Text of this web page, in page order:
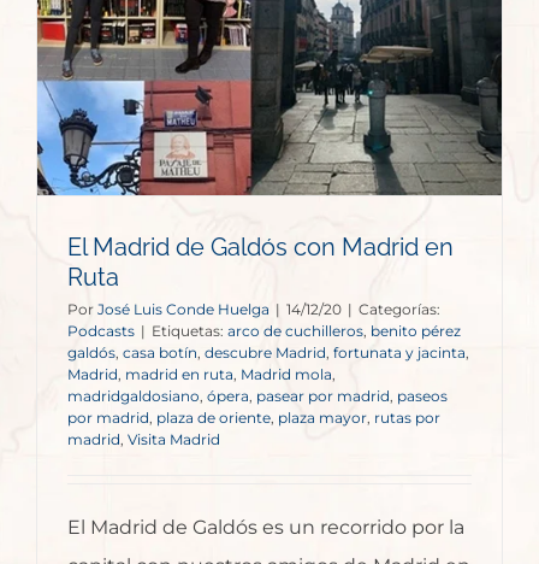
El Madrid de Galdós con Madrid en
Ruta
Por José Luis Conde Huelga | 14/12/20 | Categorías:
Podcasts | Etiquetas: arco de cuchilleros, benito pérez
galdós, casa botín, descubre Madrid, fortunata y jacinta,
Madrid, madrid en ruta, Madrid mola,
madridgaldosiano, ópera, pasear por madrid, paseos
por madrid, plaza de oriente, plaza mayor, rutas por
madrid, Visita Madrid
El Madrid de Galdós es un recorrido por la